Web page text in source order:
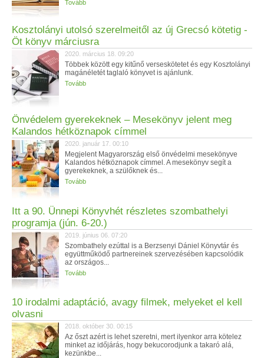
Tovább
Kosztolányi utolsó szerelmeitől az új Grecsó kötetig -
Öt könyv márciusra
2020. március 18. 09:20
Többek között egy kitűnő verseskötetet és egy Kosztolányi
magánéletét taglaló könyvet is ajánlunk.
Tovább
Önvédelem gyerekeknek – Mesekönyv jelent meg
Kalandos hétköznapok címmel
2020. január 17. 00:10
Megjelent Magyarország első önvédelmi mesekönyve
Kalandos hétköznapok címmel. A mesekönyv segít a
gyerekeknek, a szülőknek és...
Tovább
Itt a 90. Ünnepi Könyvhét részletes szombathelyi
programja (jún. 6-20.)
2019. június 06. 07:20
Szombathely ezúttal is a Berzsenyi Dániel Könyvtár és
együttműködő partnereinek szervezésében kapcsolódik
az országos...
Tovább
10 irodalmi adaptáció, avagy filmek, melyeket el kell
olvasni
2018. október 30. 00:15
Az őszt azért is lehet szeretni, mert ilyenkor arra kötelez
minket az időjárás, hogy bekucorodjunk a takaró alá,
kezünkbe...